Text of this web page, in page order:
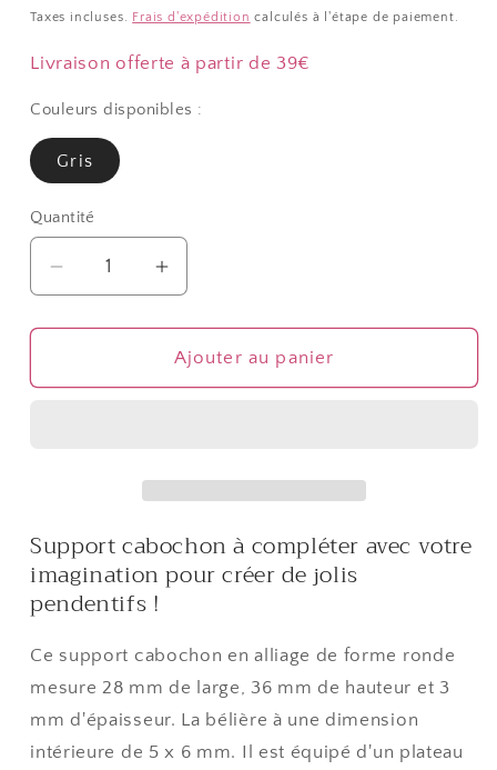
habituel
Taxes incluses. Frais d'expédition calculés à l'étape de paiement.
Livraison offerte à partir de 39€
Couleurs disponibles :
Gris
Quantité
Quantité
Réduire
la
quantité
Support
28
mm
(5
Augmenter
la
quantité
de
Support
28
mm
Ajouter au panier
Support cabochon à compléter avec votre
imagination pour créer de jolis
pendentifs !
Ce support cabochon en alliage de forme ronde
mesure 28 mm de large, 36 mm de hauteur et 3
mm d'épaisseur. La bélière à une dimension
intérieure de 5 x 6 mm. Il est équipé d'un plateau